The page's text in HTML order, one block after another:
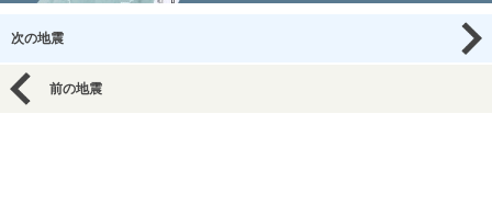
次の地震
前の地震